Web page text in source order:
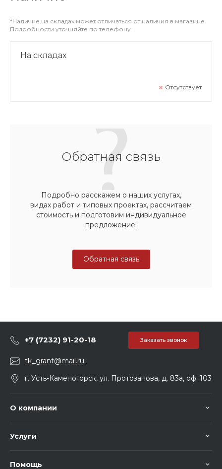
*Наличие на складах может отличаться от наличия в магазине.
Подробности уточняйте по телефону.
На складах
Отсутствует
Обратная связь
Подробно расскажем о наших услугах,
видах работ и типовых проектах, рассчитаем
стоимость и подготовим индивидуальное
предложение!
Обратная связь
+7 (7232) 91-20-18 Заказать звонок
tk_grant@mail.ru
г. Усть-Каменогорск, ул. Протозанова, д. 83а, оф. 103
О компании
Услуги
Помощь